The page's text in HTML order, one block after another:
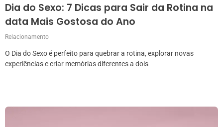
Dia do Sexo: 7 Dicas para Sair da Rotina na
data Mais Gostosa do Ano
Relacionamento
O Dia do Sexo é perfeito para quebrar a rotina, explorar novas
experiências e criar memórias diferentes a dois